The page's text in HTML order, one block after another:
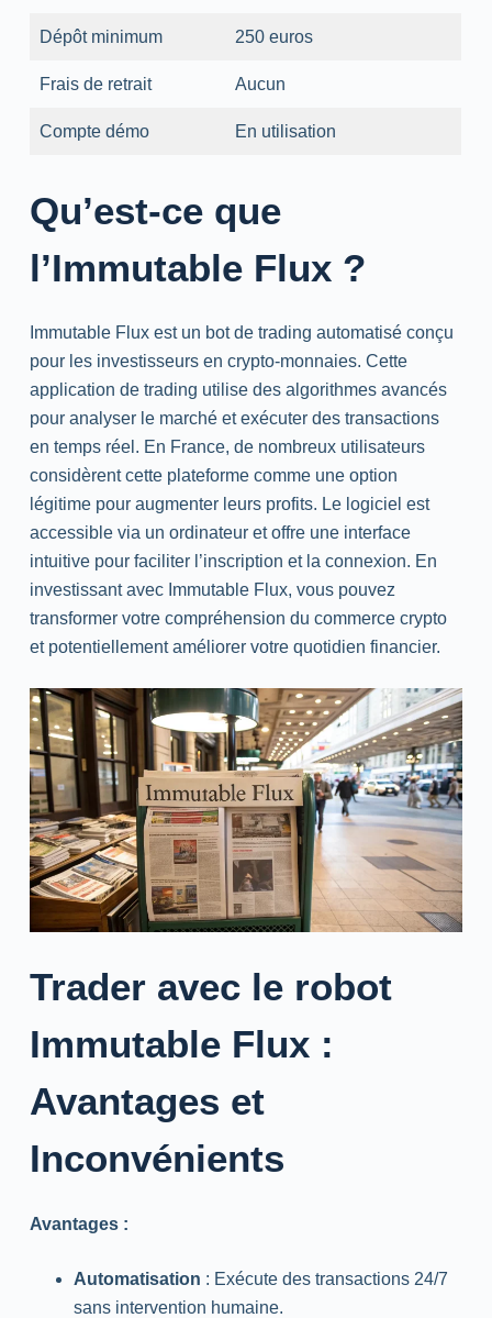
Dépôt minimum 250 euros
Frais de retrait Aucun
Compte démo En utilisation
Qu’est-ce que
l’Immutable Flux ?
Immutable Flux est un bot de trading automatisé conçu
pour les investisseurs en crypto-monnaies. Cette
application de trading utilise des algorithmes avancés
pour analyser le marché et exécuter des transactions
en temps réel. En France, de nombreux utilisateurs
considèrent cette plateforme comme une option
légitime pour augmenter leurs profits. Le logiciel est
accessible via un ordinateur et offre une interface
intuitive pour faciliter l’inscription et la connexion. En
investissant avec Immutable Flux, vous pouvez
transformer votre compréhension du commerce crypto
et potentiellement améliorer votre quotidien financier.
Trader avec le robot
Immutable Flux :
Avantages et
Inconvénients
Avantages :
Automatisation : Exécute des transactions 24/7
sans intervention humaine.